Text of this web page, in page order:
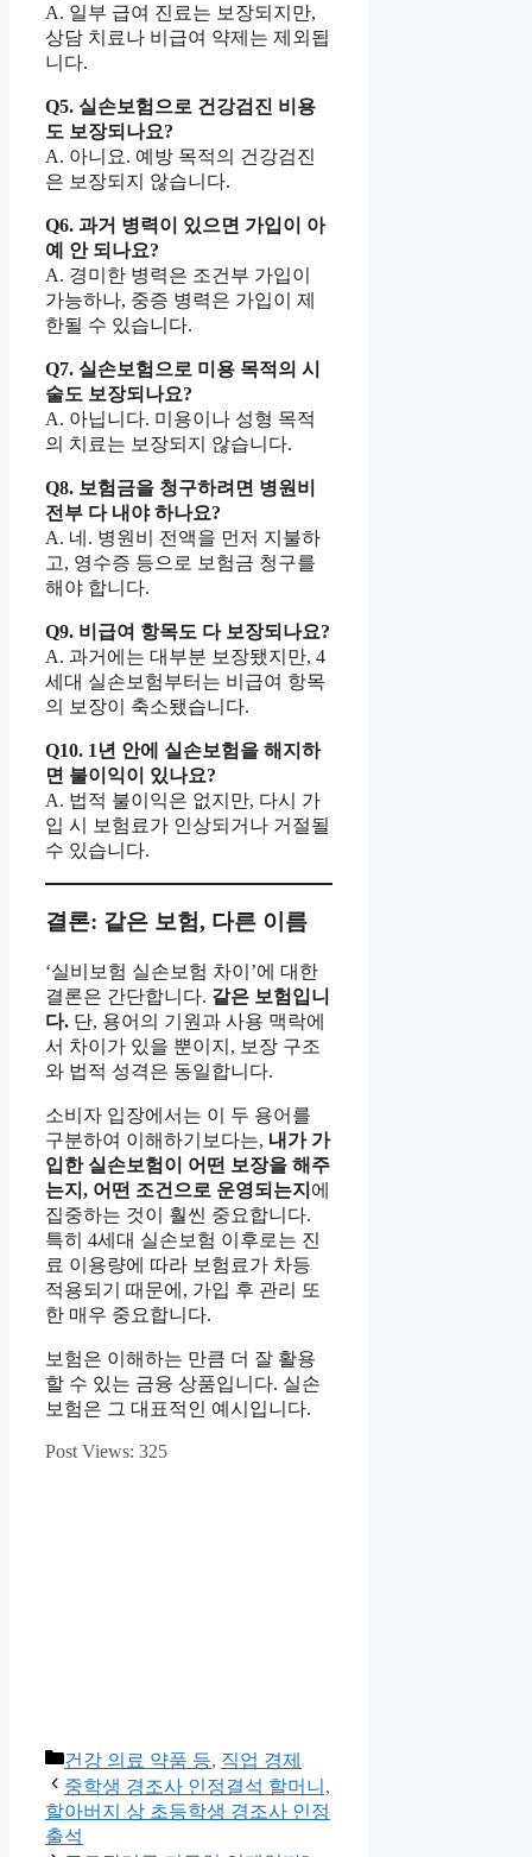
A. 일부 급여 진료는 보장되지만,
상담 치료나 비급여 약제는 제외됩
니다.
Q5. 실손보험으로 건강검진 비용
도 보장되나요?
A. 아니요. 예방 목적의 건강검진
은 보장되지 않습니다.
Q6. 과거 병력이 있으면 가입이 아
예 안 되나요?
A. 경미한 병력은 조건부 가입이
가능하나, 중증 병력은 가입이 제
한될 수 있습니다.
Q7. 실손보험으로 미용 목적의 시
술도 보장되나요?
A. 아닙니다. 미용이나 성형 목적
의 치료는 보장되지 않습니다.
Q8. 보험금을 청구하려면 병원비
전부 다 내야 하나요?
A. 네. 병원비 전액을 먼저 지불하
고, 영수증 등으로 보험금 청구를
해야 합니다.
Q9. 비급여 항목도 다 보장되나요?
A. 과거에는 대부분 보장됐지만, 4
세대 실손보험부터는 비급여 항목
의 보장이 축소됐습니다.
Q10. 1년 안에 실손보험을 해지하
면 불이익이 있나요?
A. 법적 불이익은 없지만, 다시 가
입 시 보험료가 인상되거나 거절될
수 있습니다.
결론: 같은 보험, 다른 이름
‘실비보험 실손보험 차이’에 대한
결론은 간단합니다. 같은 보험입니
다. 단, 용어의 기원과 사용 맥락에
서 차이가 있을 뿐이지, 보장 구조
와 법적 성격은 동일합니다.
소비자 입장에서는 이 두 용어를
구분하여 이해하기보다는, 내가 가
입한 실손보험이 어떤 보장을 해주
는지, 어떤 조건으로 운영되는지 에
집중하는 것이 훨씬 중요합니다.
특히 4세대 실손보험 이후로는 진
료 이용량에 따라 보험료가 차등
적용되기 때문에, 가입 후 관리 또
한 매우 중요합니다.
보험은 이해하는 만큼 더 잘 활용
할 수 있는 금융 상품입니다. 실손
보험은 그 대표적인 예시입니다.
Post Views: 325
카
테
고
리
건강 의료 약품 등, 직업 경제
중학생 경조사 인정결석 할머니,
할아버지 상 초등학생 경조사 인정
출석